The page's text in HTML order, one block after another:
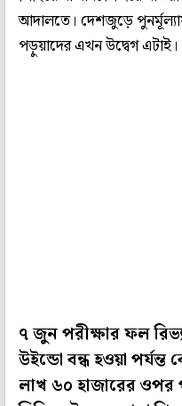
আদালতে। দেশজুড়ে
পড়ুয়াদের এখন উদ্বেগ এটাই।
৭ জুন পরীক্ষার ফল
উইন্ডো বন্ধ হওয়া পর্যন্ত
লাখ ৬০ হাজারের